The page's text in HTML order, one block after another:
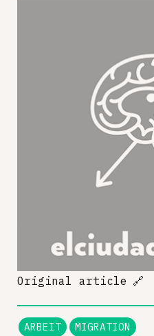
Original article 🔗
ARBEIT MIGRATION